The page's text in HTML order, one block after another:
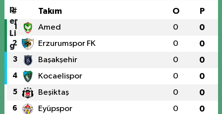
# Takım O P
1 Amed 0 0
2 Erzurumspor FK 0 0
3 Başakşehir 0 0
4 Kocaelispor 0 0
5 Beşiktaş 0 0
6 Eyüpspor 0 0